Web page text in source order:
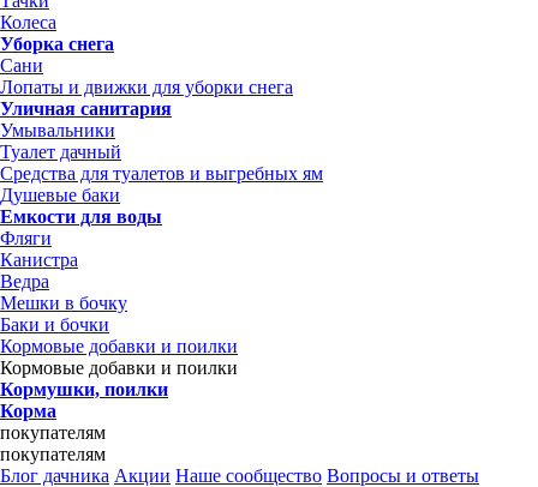
Колеса
Уборка снега
Сани
Лопаты и движки для уборки снега
Уличная санитария
Умывальники
Туалет дачный
Средства для туалетов и выгребных ям
Душевые баки
Емкости для воды
Фляги
Канистра
Ведра
Мешки в бочку
Баки и бочки
Кормовые добавки и поилки
Кормовые добавки и поилки
Кормушки, поилки
Корма
покупателям
покупателям
Блог дачника Акции Наше сообщество Вопросы и ответы